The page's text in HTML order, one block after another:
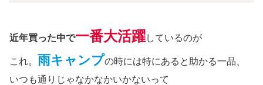
近年買った中で一番大活躍しているのが
これ。 雨キャンプの時には特にあると助かる一品、
いつも通りじゃなかなかいかないって